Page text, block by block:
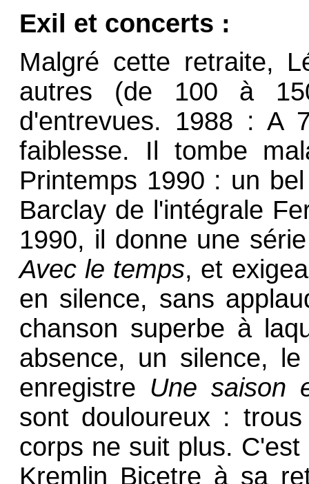
Exil et concerts :
Malgré cette retraite,
autres (de 100 à
d'entrevues. 1988 : A
faiblesse. Il tombe
Printemps 1990 : un
Barclay de l'intégrale
1990, il donne une
Avec le temps, et
en silence, sans
chanson superbe à
absence, un silence,
enregistre Une saison
sont douloureux :
corps ne suit plus.
Kremlin Bicetre à sa